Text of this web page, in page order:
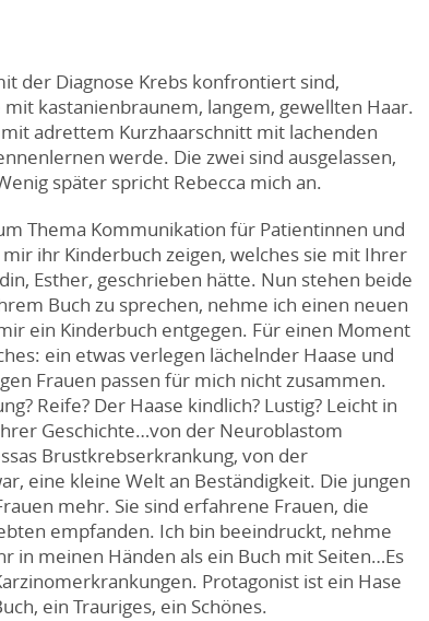
der Diagnose Krebs konfrontiert sind,
kastanienbraunem, langem, gewellten Haar.
adrettem Kurzhaarschnitt mit lachenden
werde. Die zwei sind ausgelassen,
später spricht Rebecca mich an.
Thema Kommunikation für Patientinnen und
ihr Kinderbuch zeigen, welches sie mit Ihrer
Esther, geschrieben hätte. Nun stehen beide
Buch zu sprechen, nehme ich einen neuen
ein Kinderbuch entgegen. Für einen Moment
ein etwas verlegen lächelnder Haase und
Frauen passen für mich nicht zusammen.
Reife? Der Haase kindlich? Lustig? Leicht in
Geschichte…von der Neuroblastom
Brustkrebserkrankung, von der
eine kleine Welt an Beständigkeit. Die jungen
mehr. Sie sind erfahrene Frauen, die
empfanden. Ich bin beeindruckt, nehme
in meinen Händen als ein Buch mit Seiten…Es
Protagonist ist ein Hase
ein Trauriges, ein Schönes.